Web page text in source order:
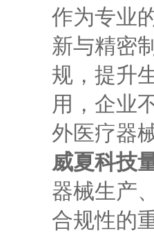
作为专业
新与精密
规，提升
用，企业
外医疗器
威夏科技
器械生产
合规性的